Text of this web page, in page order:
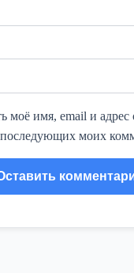
моё имя, email и адрес
последующих моих